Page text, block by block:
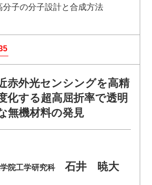
分子の分子設計と合成方法
赤外光センシングを高精
化する超高屈折率で透明
無機材料の発見
院工学研究科 石井 暁大